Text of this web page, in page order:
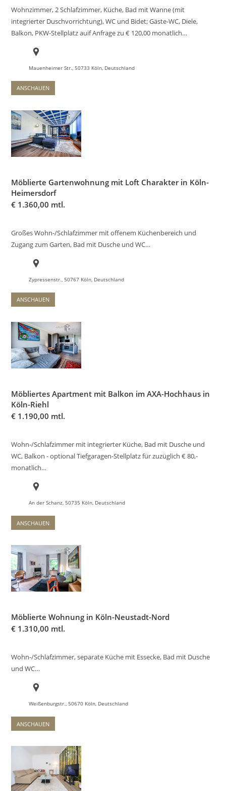
Wohnzimmer, 2 Schlafzimmer, Küche, Bad mit Wanne (mit
integrierter Duschvorrichtung), WC und Bidet; Gäste-WC, Diele,
Balkon, PKW-Stellplatz auif Anfrage zu € 120,00 monatlich…
Mauenheimer Str., 50733 Köln, Deutschland
ANSCHAUEN
Möblierte Gartenwohnung mit Loft Charakter in Köln-
Heimersdorf
€ 1.360,00 mtl.
Großes Wohn-/Schlafzimmer mit offenem Küchenbereich und
Zugang zum Garten, Bad mit Dusche und WC…
Zypressenstr., 50767 Köln, Deutschland
ANSCHAUEN
Möbliertes Apartment mit Balkon im AXA-Hochhaus in
Köln-Riehl
€ 1.190,00 mtl.
Wohn-/Schlafzimmer mit integrierter Küche, Bad mit Dusche und
WC, Balkon - optional Tiefgaragen-Stellplatz für zuzüglich € 80,-
monatlich…
An der Schanz, 50735 Köln, Deutschland
ANSCHAUEN
Möblierte Wohnung in Köln-Neustadt-Nord
€ 1.310,00 mtl.
Wohn-/Schlafzimmer, separate Küche mit Essecke, Bad mit Dusche
und WC…
Weißenburgstr., 50670 Köln, Deutschland
ANSCHAUEN